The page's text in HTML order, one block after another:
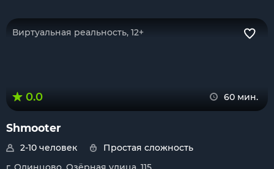
Виртуальная реальность, 12+
0.0 60 мин.
Shmooter
2-10 человек
Простая сложность